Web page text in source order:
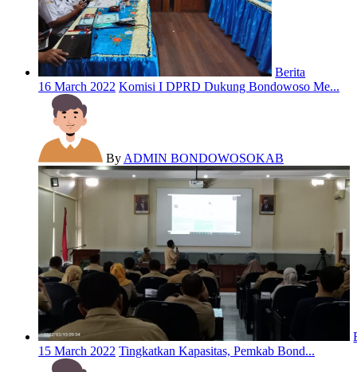
Berita
16 March 2022 Komisi I DPRD Dukung Bondowoso Me...
By ADMIN BONDOWOSOKAB
15 March 2022 Tingkatkan Kapasitas, Pemkab Bond...